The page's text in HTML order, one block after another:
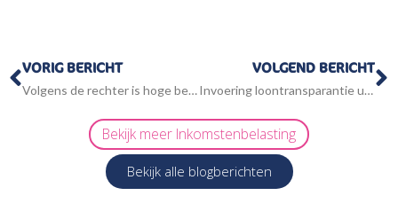
Vorige
VORIG BERICHT
Volgens de rechter is hoge belastingrente oneerlijk
VOLGEND BERICHT
Invoering loontransparantie uitgesteld tot 2027
Bekijk meer Inkomstenbelasting
Bekijk alle blogberichten